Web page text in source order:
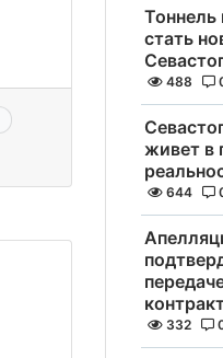
стать
488
живет в
644
332